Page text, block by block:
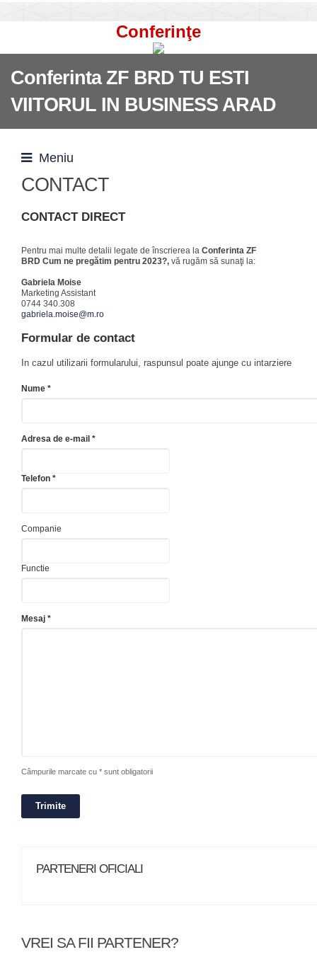
Conferinţe
Conferinta ZF BRD TU ESTI
VIITORUL IN BUSINESS ARAD
Meniu
CONTACT
CONTACT DIRECT
Pentru mai multe detalii legate de înscrierea la Conferinta ZF
BRD Cum ne pregătim pentru 2023?, vă rugăm să sunaţi la:
Gabriela Moise
Marketing Assistant
0744 340.308
gabriela.moise@m.ro
Formular de contact
In cazul utilizarii formularului, raspunsul poate ajunge cu intarziere
Nume *
Adresa de e-mail *
Telefon *
Companie
Functie
Mesaj *
Câmpurile marcate cu * sunt obligatorii
PARTENERI OFICIALI
VREI SA FII PARTENER?